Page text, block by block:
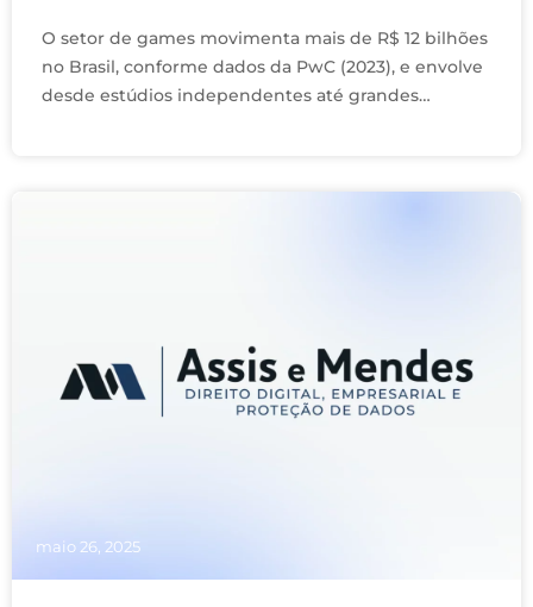
O setor de games movimenta mais de R$ 12 bilhões
no Brasil, conforme dados da PwC (2023), e envolve
desde estúdios independentes até grandes
maio 26, 2025